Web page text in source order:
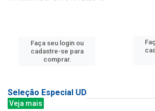
Faça seu login ou
cadastre-se para
comprar.
Seleção Especial UD
Veja mais